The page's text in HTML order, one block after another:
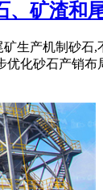
、矿渣和
生产机制砂石
化砂石产销